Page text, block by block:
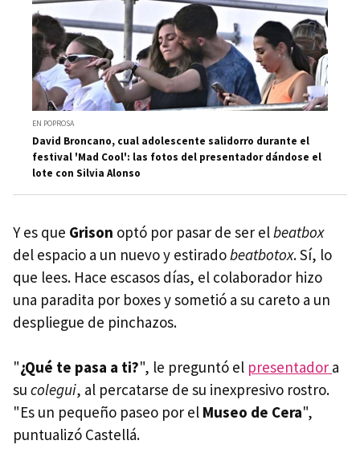
EN POPROSA
David Broncano, cual adolescente salidorro durante el
festival 'Mad Cool': las fotos del presentador dándose el
lote con Silvia Alonso
Y es que Grison optó por pasar de ser elbeatbox
del espacio a un nuevo y estiradobeatbotox. Sí, lo
que lees. Hace escasos días, el colaborador hizo
una paradita por boxes y sometió a su careto a un
despliegue de pinchazos.
"¿Qué te pasa a ti?", le preguntó el presentador a
su colegui, al percatarse de su inexpresivo rostro.
"Es un pequeño paseo por el Museo de Cera",
puntualizó Castellá.